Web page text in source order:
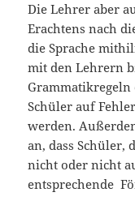
Die Lehrer aber
Erachtens nach
die Sprache
mit den Lehrern
Grammatikregeln
Schüler auf
werden.
an, dass Schüler,
nicht oder nicht
entsprechende